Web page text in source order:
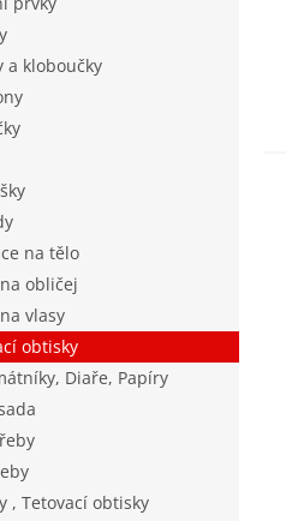
a kloboučky
na tělo
obličej
vlasy
obtisky
Diaře, Papíry
, Tetovací obtisky